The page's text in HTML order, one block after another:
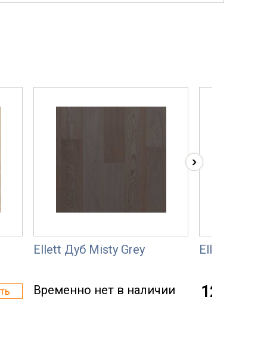
Ellett Дуб Misty Grey
Временно нет в наличии
Ellett Дуб
12 000 р.
›